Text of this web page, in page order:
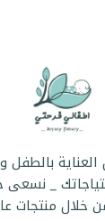
بالطفل
_
خلال منتجات